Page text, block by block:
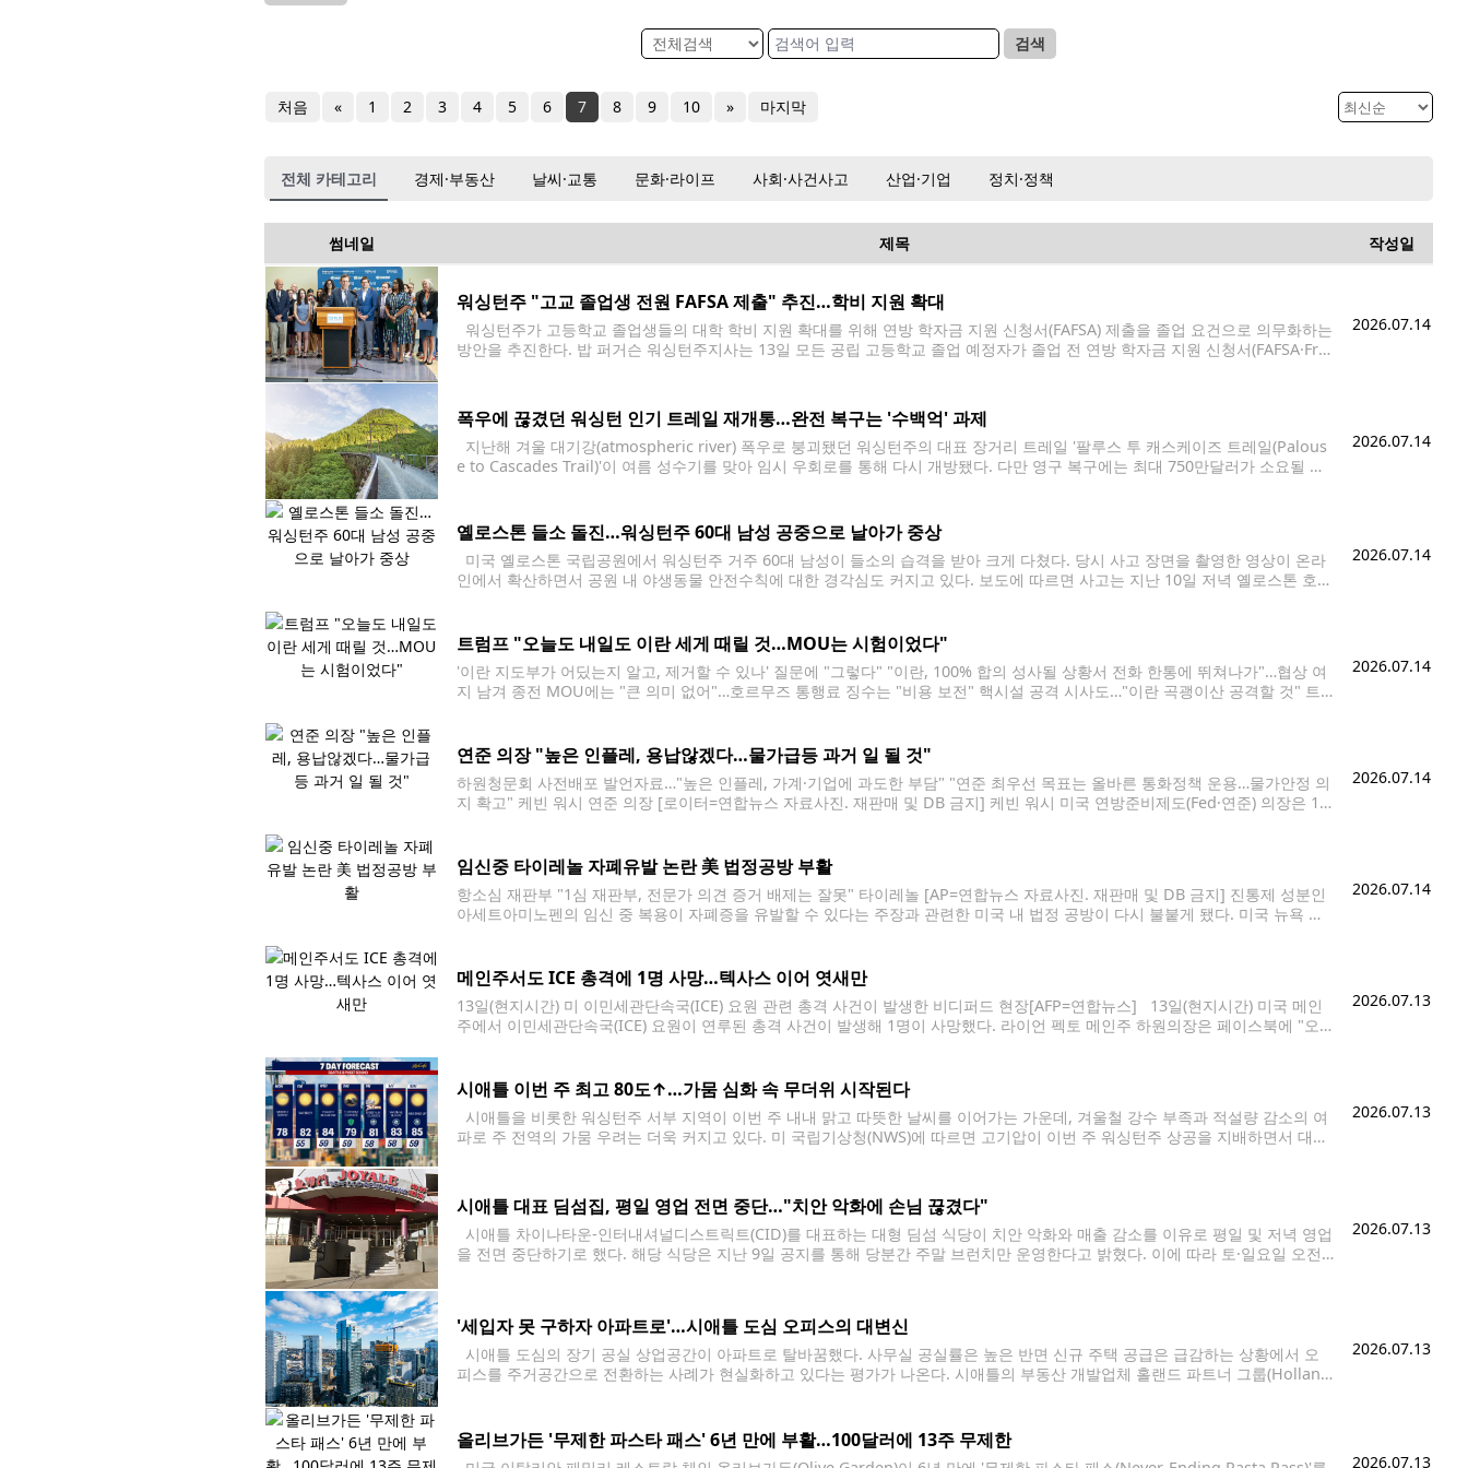
검색
처음 « 1 2 3 4 5 6 7 8 9 10 » 마지막
전체 카테고리 경제·부동산 날씨·교통 문화·라이프 사회·사건사고 산업·기업 정치·정책
썸네일 제목 작성일
워싱턴주 "고교 졸업생 전원 FAFSA 제출" 추진…학비 지원 확대
워싱턴주가 고등학교 졸업생들의 대학 학비 지원 확대를 위해 연방 학자금 지원 신청서(FAFSA) 제출을 졸업 요건으로 의무화하는
방안을 추진한다. 밥 퍼거슨 워싱턴주지사는 13일 모든 공립 고등학교 졸업 예정자가 졸업 전 연방 학자금 지원 신청서(FAFSA·Fre
2026.07.14
폭우에 끊겼던 워싱턴 인기 트레일 재개통…완전 복구는 '수백억' 과제
지난해 겨울 대기강(atmospheric river) 폭우로 붕괴됐던 워싱턴주의 대표 장거리 트레일 '팔루스 투 캐스케이즈 트레일(Palous
e to Cascades Trail)'이 여름 성수기를 맞아 임시 우회로를 통해 다시 개방됐다. 다만 영구 복구에는 최대 750만달러가 소요될 것
2026.07.14
옐로스톤 들소 돌진…워싱턴주 60대 남성 공중으로 날아가 중상
미국 옐로스톤 국립공원에서 워싱턴주 거주 60대 남성이 들소의 습격을 받아 크게 다쳤다. 당시 사고 장면을 촬영한 영상이 온라
인에서 확산하면서 공원 내 야생동물 안전수칙에 대한 경각심도 커지고 있다. 보도에 따르면 사고는 지난 10일 저녁 옐로스톤 호수
2026.07.14
트럼프 "오늘도 내일도 이란 세게 때릴 것…MOU는 시험이었다"
'이란 지도부가 어딨는지 알고, 제거할 수 있나' 질문에 "그렇다" "이란, 100% 합의 성사될 상황서 전화 한통에 뛰쳐나가"…협상 여
지 남겨 종전 MOU에는 "큰 의미 없어"…호르무즈 통행료 징수는 "비용 보전" 핵시설 공격 시사도…"이란 곡괭이산 공격할 것" 트
2026.07.14
연준 의장 "높은 인플레, 용납않겠다…물가급등 과거 일 될 것"
하원청문회 사전배포 발언자료…"높은 인플레, 가계·기업에 과도한 부담" "연준 최우선 목표는 올바른 통화정책 운용…물가안정 의
지 확고" 케빈 워시 연준 의장 [로이터=연합뉴스 자료사진. 재판매 및 DB 금지] 케빈 워시 미국 연방준비제도(Fed·연준) 의장은 14
2026.07.14
임신중 타이레놀 자폐유발 논란 美 법정공방 부활
항소심 재판부 "1심 재판부, 전문가 의견 증거 배제는 잘못" 타이레놀 [AP=연합뉴스 자료사진. 재판매 및 DB 금지] 진통제 성분인
아세트아미노펜의 임신 중 복용이 자폐증을 유발할 수 있다는 주장과 관련한 미국 내 법정 공방이 다시 불붙게 됐다. 미국 뉴욕 소
2026.07.14
메인주서도 ICE 총격에 1명 사망…텍사스 이어 엿새만
13일(현지시간) 미 이민세관단속국(ICE) 요원 관련 총격 사건이 발생한 비디퍼드 현장[AFP=연합뉴스] 13일(현지시간) 미국 메인
주에서 이민세관단속국(ICE) 요원이 연루된 총격 사건이 발생해 1명이 사망했다. 라이언 펙토 메인주 하원의장은 페이스북에 "오
2026.07.13
시애틀 이번 주 최고 80도↑…가뭄 심화 속 무더위 시작된다
시애틀을 비롯한 워싱턴주 서부 지역이 이번 주 내내 맑고 따뜻한 날씨를 이어가는 가운데, 겨울철 강수 부족과 적설량 감소의 여
파로 주 전역의 가뭄 우려는 더욱 커지고 있다. 미 국립기상청(NWS)에 따르면 고기압이 이번 주 워싱턴주 상공을 지배하면서 대부
2026.07.13
시애틀 대표 딤섬집, 평일 영업 전면 중단…"치안 악화에 손님 끊겼다"
시애틀 차이나타운-인터내셔널디스트릭트(CID)를 대표하는 대형 딤섬 식당이 치안 악화와 매출 감소를 이유로 평일 및 저녁 영업
을 전면 중단하기로 했다. 해당 식당은 지난 9일 공지를 통해 당분간 주말 브런치만 운영한다고 밝혔다. 이에 따라 토·일요일 오전
2026.07.13
'세입자 못 구하자 아파트로'…시애틀 도심 오피스의 대변신
시애틀 도심의 장기 공실 상업공간이 아파트로 탈바꿈했다. 사무실 공실률은 높은 반면 신규 주택 공급은 급감하는 상황에서 오
피스를 주거공간으로 전환하는 사례가 현실화하고 있다는 평가가 나온다. 시애틀의 부동산 개발업체 홀랜드 파트너 그룹(Holland
2026.07.13
올리브가든 '무제한 파스타 패스' 6년 만에 부활…100달러에 13주 무제한
2026.07.13